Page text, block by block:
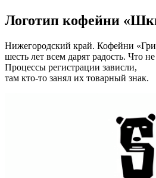
Логотип кофейни
Нижегородский край. Кофейни
шесть лет всем дарят радость. Что не
Процессы регистрации зависли,
там кто-то занял их товарный знак.